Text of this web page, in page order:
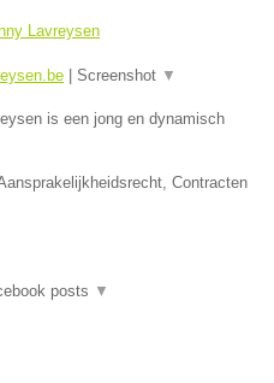
Lavreysen
Screenshot ▼
is een jong en dynamisch
Contracten
posts ▼